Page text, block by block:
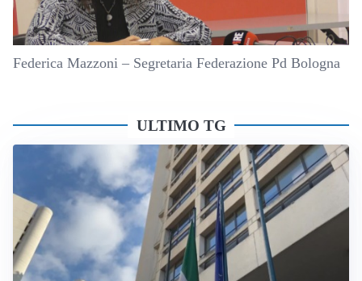
Federica Mazzoni – Segretaria Federazione Pd Bologna
ULTIMO TG